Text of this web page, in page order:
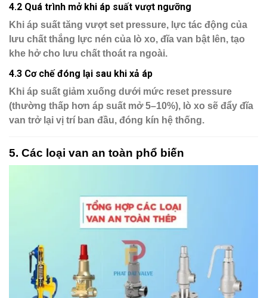
4.2 Quá trình mở khi áp suất vượt ngưỡng
Khi áp suất tăng vượt set pressure, lực tác động của
lưu chất thắng lực nén của lò xo, đĩa van bật lên, tạo
khe hở cho lưu chất thoát ra ngoài.
4.3 Cơ chế đóng lại sau khi xả áp
Khi áp suất giảm xuống dưới mức reset pressure
(thường thấp hơn áp suất mở 5–10%), lò xo sẽ đẩy đĩa
van trở lại vị trí ban đầu, đóng kín hệ thống.
5. Các loại van an toàn phổ biến